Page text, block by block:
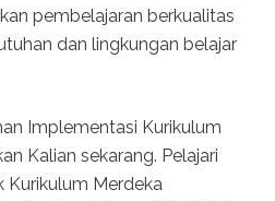
pembelajaran berkualitas
dan lingkungan belajar
Implementasi Kurikulum
Kalian sekarang. Pelajari
Kurikulum Merdeka